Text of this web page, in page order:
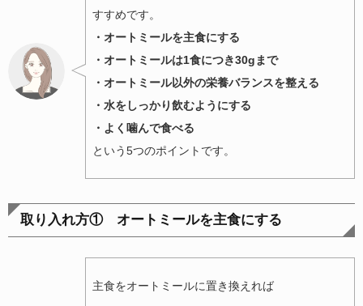
すすめです。
・オートミールを主食にする
・オートミールは1食につき30gまで
・オートミール以外の栄養バランスを整える
・水をしっかり飲むようにする
・よく噛んで食べる
という5つのポイントです。
取り入れ方① オートミールを主食にする
主食をオートミールに置き換えれば